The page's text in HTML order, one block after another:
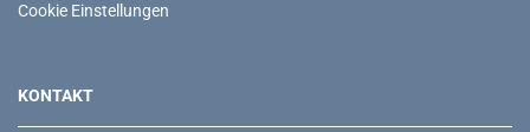
Cookie Einstellungen
KONTAKT